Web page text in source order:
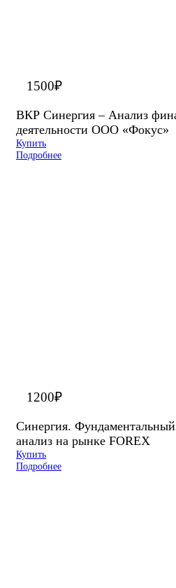
1500₽
ВКР Синергия – Анализ
деятельности ООО «Фокус»
Купить
Подробнее
1200₽
Синергия.
анализ на рынке FOREX
Купить
Подробнее